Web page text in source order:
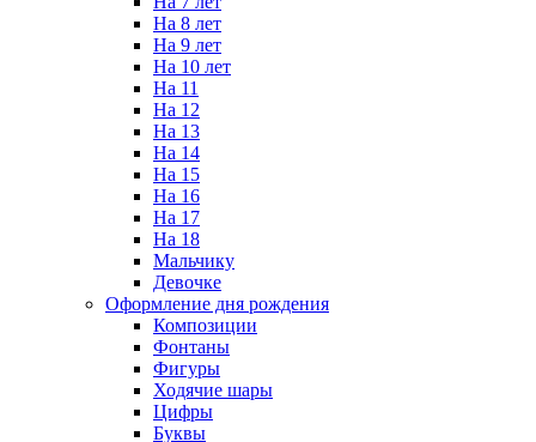
На 8 лет
На 9 лет
На 10 лет
На 11
На 12
На 13
На 14
На 15
На 16
На 17
На 18
Мальчику
Девочке
Оформление дня рождения
Композиции
Фонтаны
Фигуры
Ходячие шары
Цифры
Буквы